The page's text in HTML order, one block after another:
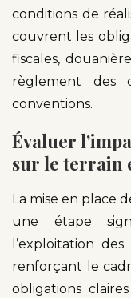
conditions de
couvrent les
fiscales,
règlement des
conventions.
Évaluer
sur le terrain
La mise en place
une étape
l’exploitation
renforçant le
obligations